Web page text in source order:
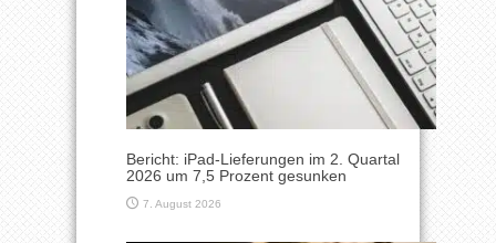
Bericht: iPad-Lieferungen im 2. Quartal
2026 um 7,5 Prozent gesunken
7. August 2026